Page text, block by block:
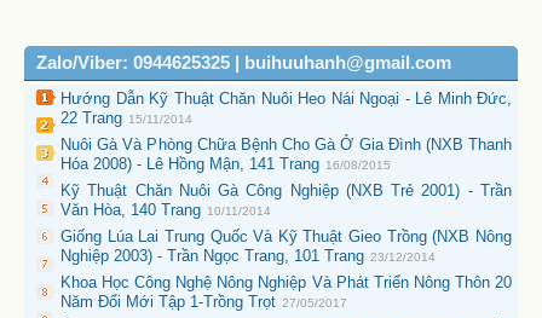
Zalo/Viber: 0944625325 | buihuuhanh@gmail.com
Hướng Dẫn Kỹ Thuật Chăn Nuôi Heo Nái Ngoại - Lê Minh Đức,
22 Trang 15/11/2014
Nuôi Gà Và Phòng Chữa Bệnh Cho Gà Ở Gia Đình (NXB Thanh
Hóa 2008) - Lê Hồng Mận, 141 Trang 16/08/2015
Kỹ Thuật Chăn Nuôi Gà Công Nghiệp (NXB Trẻ 2001) - Trần
Văn Hòa, 140 Trang 10/11/2014
Giống Lúa Lai Trung Quốc Và Kỹ Thuật Gieo Trồng (NXB Nông
Nghiệp 2003) - Trần Ngọc Trang, 101 Trang 23/12/2014
Khoa Học Công Nghệ Nông Nghiệp Và Phát Triển Nông Thôn 20
Năm Đổi Mới Tập 1-Trồng Trọt 27/05/2017